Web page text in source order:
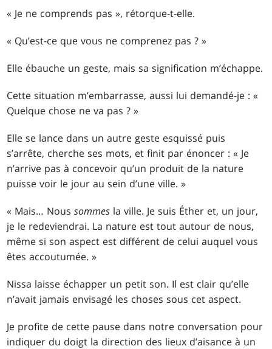
« Je ne comprends pas », rétorque-t-elle.
« Qu’est-ce que vous ne comprenez pas ? »
Elle ébauche un geste, mais sa signification m’échappe.
Cette situation m’embarrasse, aussi lui demandé-je : «
Quelque chose ne va pas ? »
Elle se lance dans un autre geste esquissé puis
s’arrête, cherche ses mots, et finit par énoncer : « Je
n’arrive pas à concevoir qu’un produit de la nature
puisse voir le jour au sein d’une ville. »
« Mais… Noussommes la ville. Je suis Éther et, un jour,
je le redeviendrai. La nature est tout autour de nous,
même si son aspect est différent de celui auquel vous
êtes accoutumée. »
Nissa laisse échapper un petit son. Il est clair qu’elle
n’avait jamais envisagé les choses sous cet aspect.
Je profite de cette pause dans notre conversation pour
indiquer du doigt la direction des lieux d’aisance à un